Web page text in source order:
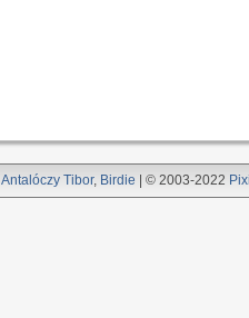
Antalóczy Tibor, Birdie | © 2003-2022